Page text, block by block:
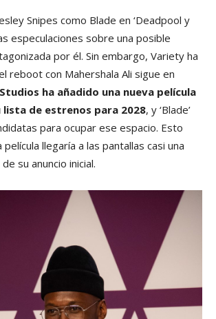
Snipes como Blade en ‘Deadpool y
especulaciones sobre una posible
por él. Sin embargo, Variety ha
reboot con Mahershala Ali sigue en
ha añadido una nueva película
lista de estrenos para 2028, y ‘Blade’
para ocupar ese espacio. Esto
llegaría a las pantallas casi una
su anuncio inicial.